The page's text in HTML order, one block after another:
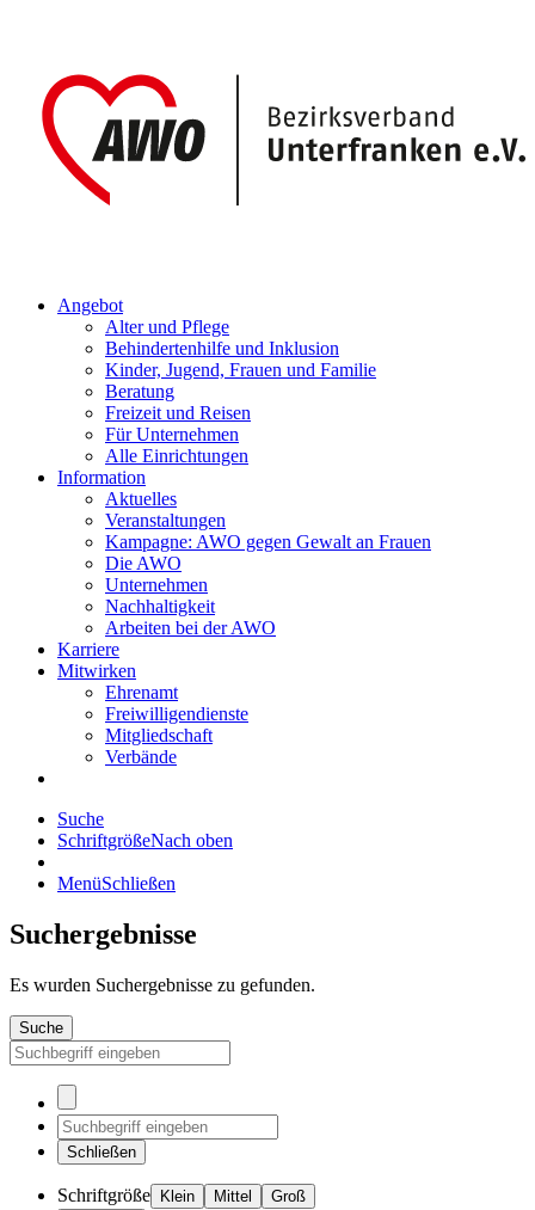
Angebot
Alter und Pflege
Behindertenhilfe und Inklusion
Kinder, Jugend, Frauen und Familie
Beratung
Freizeit und Reisen
Für Unternehmen
Alle Einrichtungen
Information
Aktuelles
Veranstaltungen
Kampagne: AWO gegen Gewalt an Frauen
Die AWO
Unternehmen
Nachhaltigkeit
Arbeiten bei der AWO
Karriere
Mitwirken
Ehrenamt
Freiwilligendienste
Mitgliedschaft
Verbände
Suche
SchriftgrößeNach oben
MenüSchließen
Suchergebnisse
Es wurden Suchergebnisse zu gefunden.
Suche
Schließen
Schriftgröße Klein Mittel
Groß